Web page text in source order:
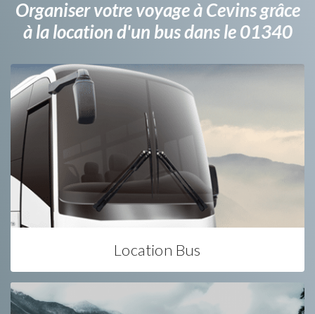
Organiser votre voyage à Cevins grâce
à la location d'un bus dans le 01340
Location Bus